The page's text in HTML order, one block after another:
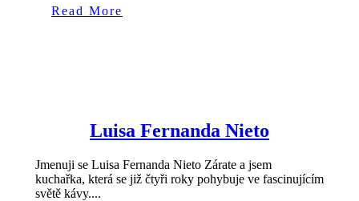
Read More
Luisa Fernanda Nieto
Jmenuji se Luisa Fernanda Nieto Zárate a jsem
kuchařka, která se již čtyři roky pohybuje ve fascinujícím
světě kávy....